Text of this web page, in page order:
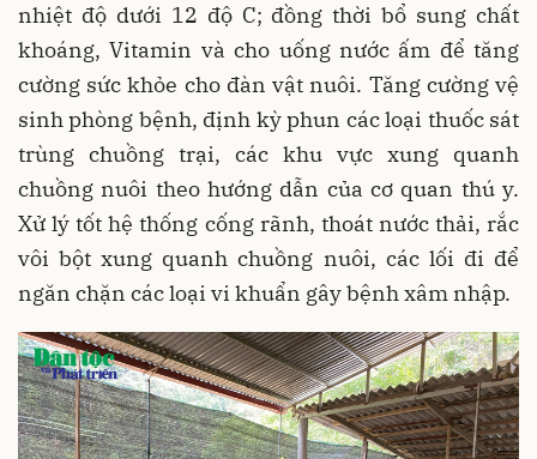
nhiệt độ dưới 12 độ C; đồng thời bổ sung chất
khoáng, Vitamin và cho uống nước ấm để tăng
cường sức khỏe cho đàn vật nuôi. Tăng cường vệ
sinh phòng bệnh, định kỳ phun các loại thuốc sát
trùng chuồng trại, các khu vực xung quanh
chuồng nuôi theo hướng dẫn của cơ quan thú y.
Xử lý tốt hệ thống cống rãnh, thoát nước thải, rắc
vôi bột xung quanh chuồng nuôi, các lối đi để
ngăn chặn các loại vi khuẩn gây bệnh xâm nhập.